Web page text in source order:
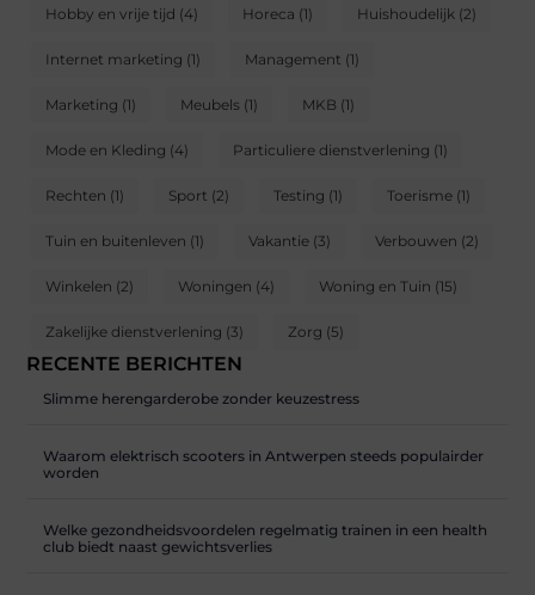
Hobby en vrije tijd (4) Horeca (1) Huishoudelijk (2)
Internet marketing (1) Management (1)
Marketing (1) Meubels (1) MKB (1)
Mode en Kleding (4) Particuliere dienstverlening (1)
Rechten (1) Sport (2) Testing (1) Toerisme (1)
Tuin en buitenleven (1) Vakantie (3) Verbouwen (2)
Winkelen (2) Woningen (4) Woning en Tuin (15)
Zakelijke dienstverlening (3) Zorg (5)
RECENTE BERICHTEN
Slimme herengarderobe zonder keuzestress
Waarom elektrisch scooters in Antwerpen steeds populairder
worden
Welke gezondheidsvoordelen regelmatig trainen in een health
club biedt naast gewichtsverlies